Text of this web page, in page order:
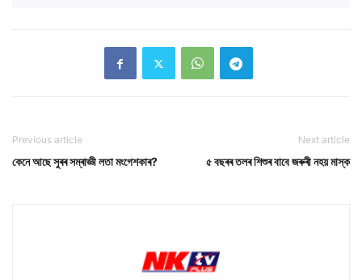
Previous article
কেনে আছে সুৰৰ সম্ৰাজ্ঞী লতা মংগেশকাৰ?
Next article
৫ বছৰৰ তলৰ শিশুৰ বাবে জৰুৰী নহয় মাস্ক